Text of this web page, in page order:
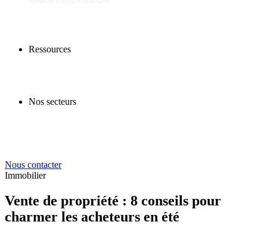
Ressources
Nos secteurs
Nous contacter
Immobilier
Vente de propriété : 8 conseils pour
charmer les acheteurs en été